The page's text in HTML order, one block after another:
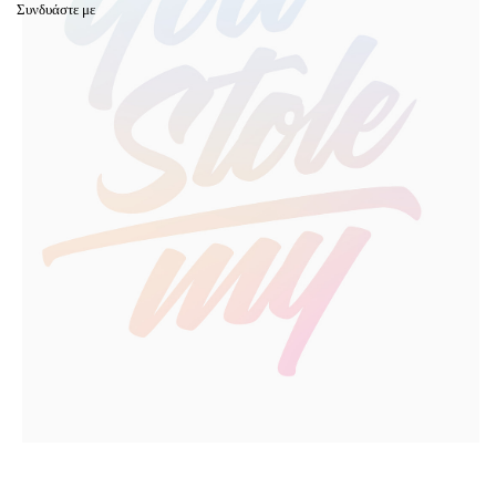
Συνδυάστε με